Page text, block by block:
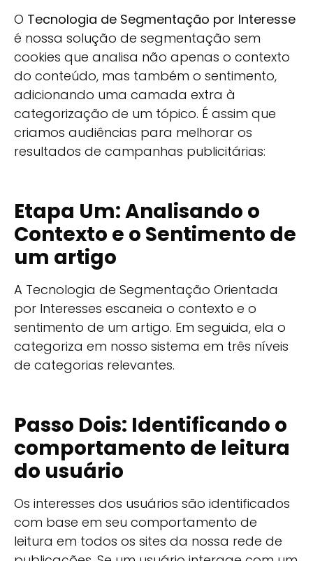
O Tecnologia de Segmentação por Interesse
é nossa solução de segmentação sem
cookies que analisa não apenas o contexto
do conteúdo, mas também o sentimento,
adicionando uma camada extra à
categorização de um tópico. É assim que
criamos audiências para melhorar os
resultados de campanhas publicitárias:
Etapa Um: Analisando o
Contexto e o Sentimento de
um artigo
A Tecnologia de Segmentação Orientada
por Interesses escaneia o contexto e o
sentimento de um artigo. Em seguida, ela o
categoriza em nosso sistema em três níveis
de categorias relevantes.
Passo Dois: Identificando o
comportamento de leitura
do usuário
Os interesses dos usuários são identificados
com base em seu comportamento de
leitura em todos os sites da nossa rede de